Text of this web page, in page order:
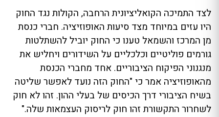
לצד התמיכה הקואליציונית הרחבה, הקולות נגד החוק
היו עזים במיוחד מצד סיעות האופוזיציה. חברי כנסת
מן המרכז והשמאל טענו כי החוק יוביל להשתלטות
גורמים פוליטיים וכלכליים על השידורים ויחליש את
מנגנוני הפיקוח הציבוריים. אחד מחברי הכנסת
מהאופוזיציה אמר כי "החוק הזה נועד לאפשר שליטה
בשיח הציבורי דרך הכיסים של בעלי ההון. זהו לא חוק
לשחרור התקשורת זהו חוק לריסוק העצמאות שלה."